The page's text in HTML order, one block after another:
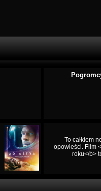
To całkiem
opowieści. Film
roku</b>